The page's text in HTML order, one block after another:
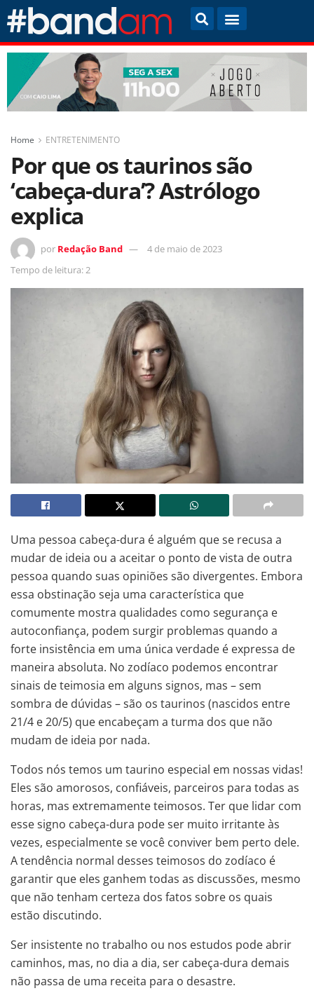
Home ENTRETENIMENTO
Por que os taurinos são
‘cabeça-dura’? Astrólogo
explica
por Redação Band
4 de maio de 2023
Tempo de leitura: 2
Uma pessoa cabeça-dura é alguém que se recusa a
mudar de ideia ou a aceitar o ponto de vista de outra
pessoa quando suas opiniões são divergentes. Embora
essa obstinação seja uma característica que
comumente mostra qualidades como segurança e
autoconfiança, podem surgir problemas quando a
forte insistência em uma única verdade é expressa de
maneira absoluta. No zodíaco podemos encontrar
sinais de teimosia em alguns signos, mas – sem
sombra de dúvidas – são os taurinos (nascidos entre
21/4 e 20/5) que encabeçam a turma dos que não
mudam de ideia por nada.
Todos nós temos um taurino especial em nossas vidas!
Eles são amorosos, confiáveis, parceiros para todas as
horas, mas extremamente teimosos. Ter que lidar com
esse signo cabeça-dura pode ser muito irritante às
vezes, especialmente se você conviver bem perto dele.
A tendência normal desses teimosos do zodíaco é
garantir que eles ganhem todas as discussões, mesmo
que não tenham certeza dos fatos sobre os quais
estão discutindo.
Ser insistente no trabalho ou nos estudos pode abrir
caminhos, mas, no dia a dia, ser cabeça-dura demais
não passa de uma receita para o desastre.